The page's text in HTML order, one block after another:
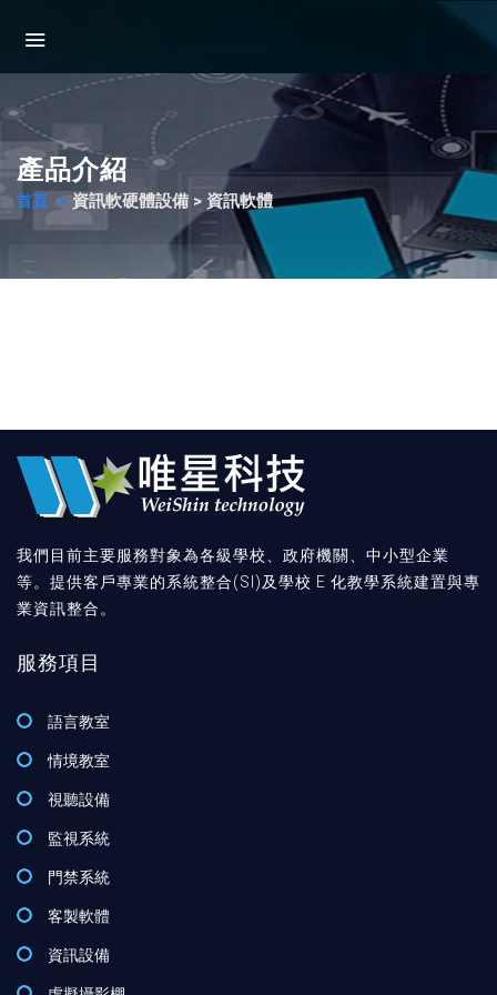
產品介紹
首頁 資訊軟硬體設備 > 資訊軟體
我們目前主要服務對象為各級學校、政府機關、中小型企業
等。提供客戶專業的系統整合(SI)及學校 E 化教學系統建置與專
業資訊整合。
服務項目
語言教室
情境教室
視聽設備
監視系統
門禁系統
客製軟體
資訊設備